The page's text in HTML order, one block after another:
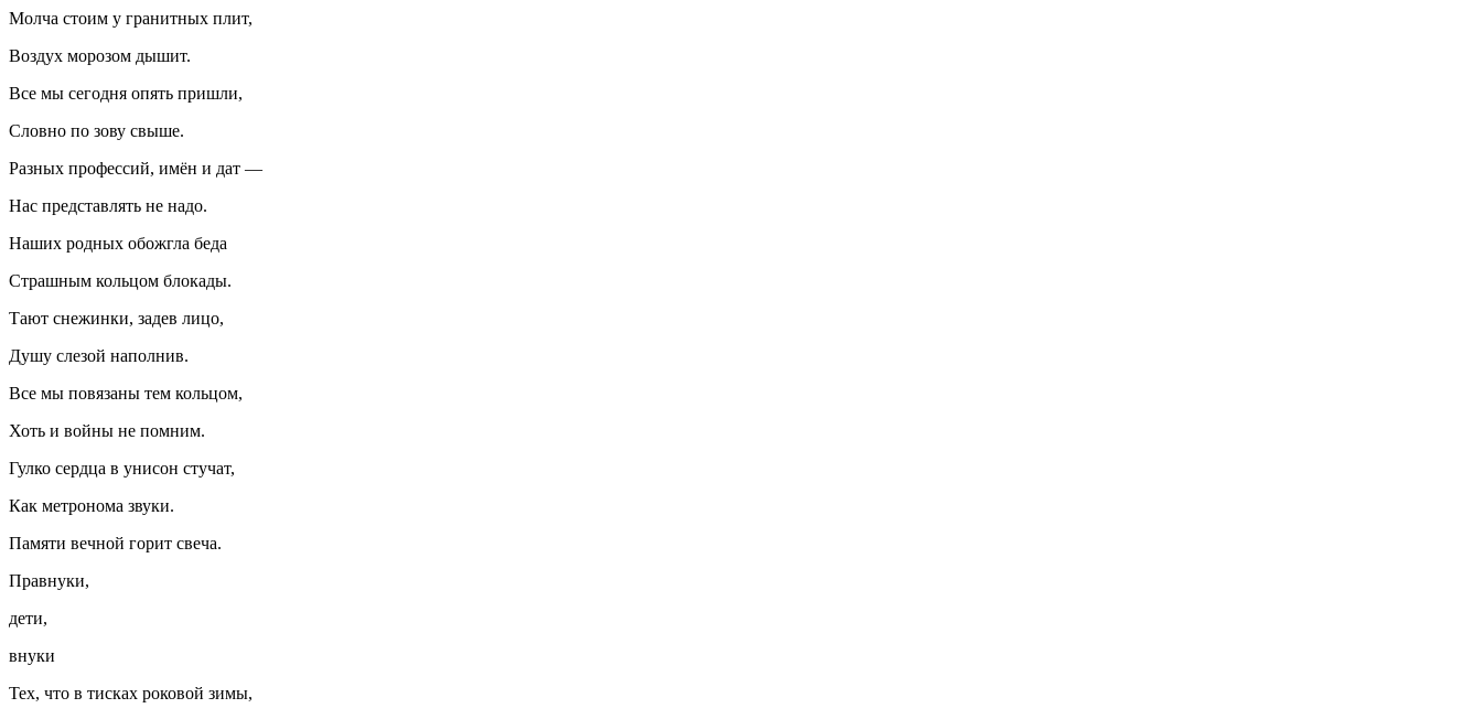
Молча стоим у гранитных плит,
Воздух морозом дышит.
Все мы сегодня опять пришли,
Словно по зову свыше.
Разных профессий, имён и дат —
Нас представлять не надо.
Наших родных обожгла беда
Страшным кольцом блокады.
Тают снежинки, задев лицо,
Душу слезой наполнив.
Все мы повязаны тем кольцом,
Хоть и войны не помним.
Гулко сердца в унисон стучат,
Как метронома звуки.
Памяти вечной горит свеча.
Правнуки,
дети,
внуки
Тех, что в тисках роковой зимы,